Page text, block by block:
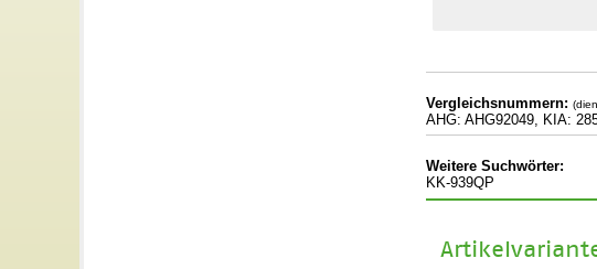
Vergleichsnummern:
AHG: AHG92049, KIA:
Weitere Suchwörter:
KK-939QP